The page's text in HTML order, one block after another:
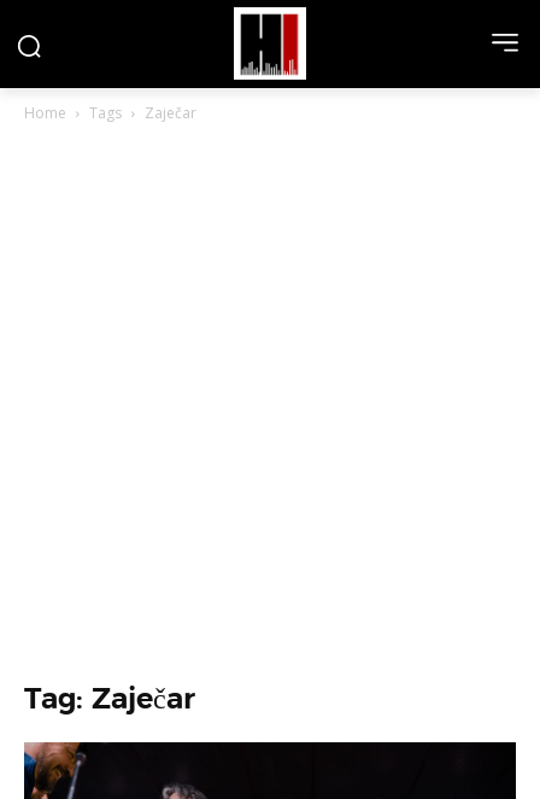
Home Tags Zaječar
Tag: Zaječar